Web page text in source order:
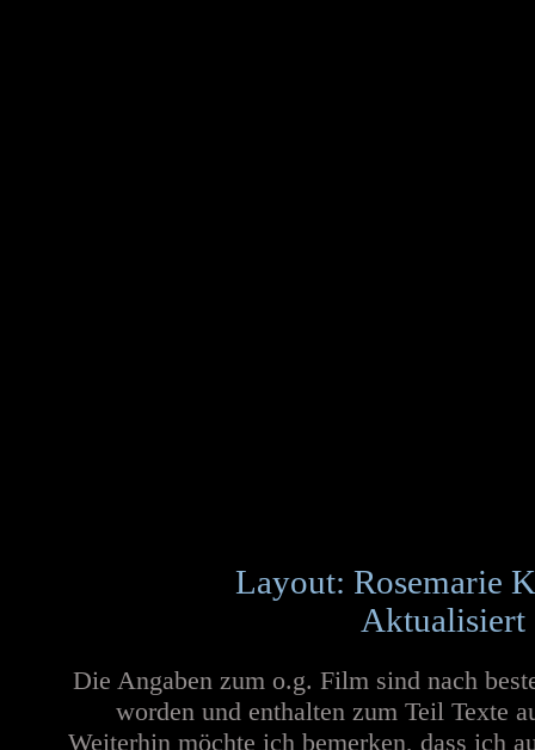
Layout: Rosemarie
Aktualisiert
Die Angaben zum o.g. Film sind nach
worden und enthalten zum Teil Texte
Weiterhin möchte ich bemerken, dass ich